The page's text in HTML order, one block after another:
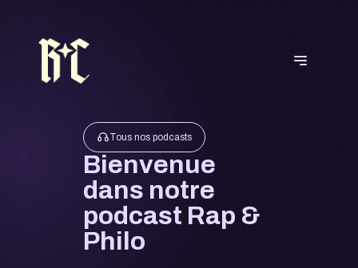
Tous nos podcasts
Bienvenue
dans notre
podcast Rap &
Philo